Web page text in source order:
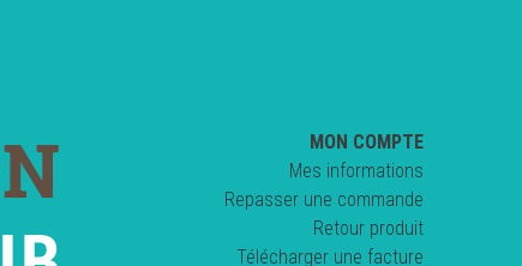
MON COMPTE
Mes informations
Repasser une commande
Retour produit
Télécharger une facture